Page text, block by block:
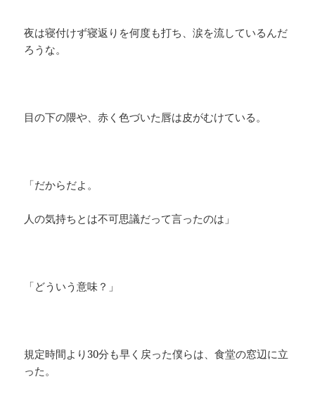
夜は寝付けず寝返りを何度も打ち、涙を流しているんだ
ろうな。
目の下の隈や、赤く色づいた唇は皮がむけている。
「だからだよ。
人の気持ちとは不可思議だって言ったのは」
「どういう意味？」
規定時間より30分も早く戻った僕らは、食堂の窓辺に立
った。